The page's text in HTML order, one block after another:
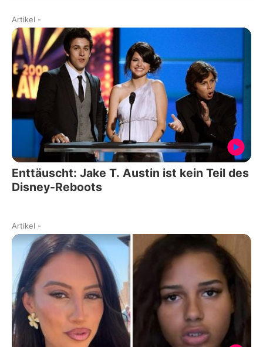
Artikel -
Enttäuscht: Jake T. Austin ist kein Teil des
Disney-Reboots
Artikel -